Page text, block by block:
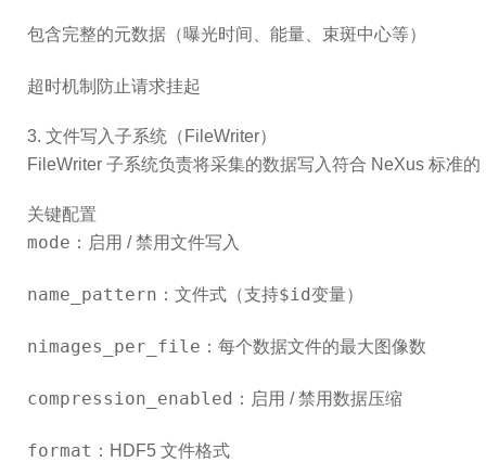
包含完整的元数据（曝光时间、能量、束斑中心等）
超时机制防止请求挂起
3. 文件写入子系统（FileWriter）
FileWriter 子系统负责将采集的数据写入符合 NeXus 标准
关键配置
mode ：启用 / 禁用文件写入
name_pattern ：文件式（支持$id变量）
nimages_per_file ：每个数据文件的最大图像数
compression_enabled ：启用 / 禁用数据压缩
format ：HDF5 文件格式